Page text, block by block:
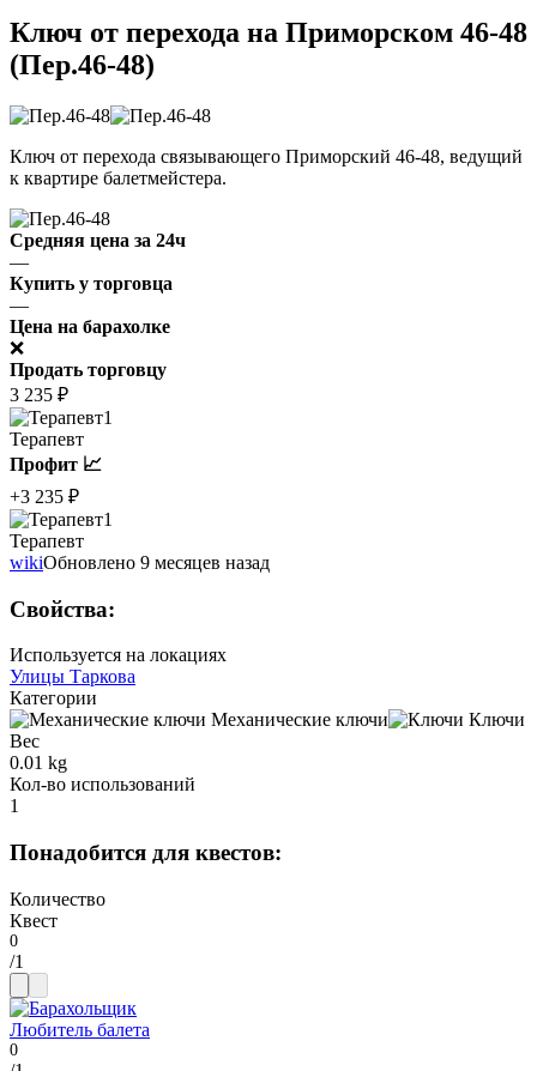
Ключ от перехода на Приморском 46-48
(Пер.46-48)
Ключ от перехода связывающего Приморский 46-48, ведущий
к квартире балетмейстера.
Средняя цена за 24ч
—
Купить у торговца
—
Цена на барахолке
❌
Продать торговцу
3 235 ₽
1
Терапевт
Профит 📈
+3 235 ₽
1
Терапевт
wikiОбновлено 9 месяцев назад
Свойства:
Используется на локациях
Улицы Таркова
Категории
Механические ключи
Ключи
Вес
0.01 kg
Кол-во использований
1
Понадобится для квестов:
Количество
Квест
/1
Любитель балета